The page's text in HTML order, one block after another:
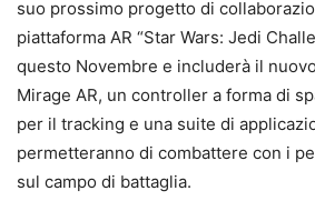
suo prossimo progetto di
piattaforma AR “Star Wars: Jedi
questo Novembre e includerà il
Mirage AR, un controller a forma di
per il tracking e una suite di
permetteranno di combattere con i
sul campo di battaglia.